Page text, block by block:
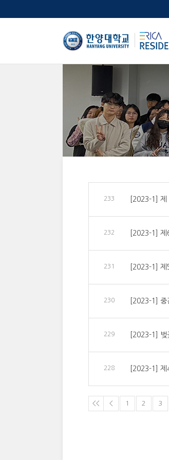
233 [2023-1] 제
232 [2023-1] 제
231 [2023-1] 제
230 [2023-1] 중
229 [2023-1] 벚
228 [2023-1] 제
<< < 1 2 3